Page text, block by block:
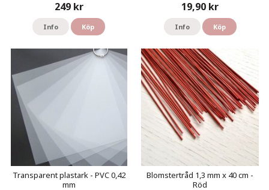
249 kr
Info Köp
19,90 kr
Info Köp
Transparent plastark - PVC 0,42
mm
Blomstertråd 1,3 mm x 40 cm -
Röd